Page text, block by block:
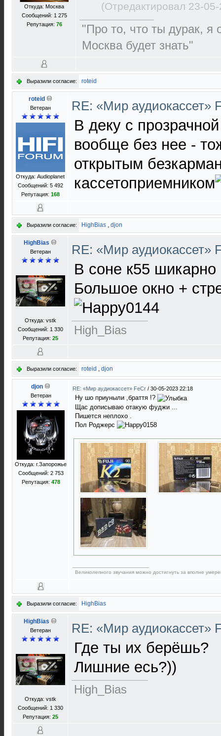
Откуда: Москва
Сообщений: 1 275
Репутация: 76
(Отредактировал 23-
"Про то, что ты дурак, я
Москва будет знать"
Выразили согласие: roteid
roteid
Ветеран
Откуда: Audioplanet
Сообщений: 5 492
Репутация: 168
RE: «Мир аудиокассет»
В деку с
вообще без нее -
открытым
кассетоприемником
Выразили согласие: HighBias , djon
HighBias
Ветеран
Откуда: vstk
Сообщений: 1 330
Репутация: 25
RE: «Мир аудиокассет»
В соне к55 шикарно
Большое окно +
High_Bias
Выразили согласие: roteid , djon
djon
Ветеран
Откуда: г.Запорожье
Сообщений: 2 753
Репутация: 478
RE: «Мир аудиокассет» FeCr / 30-05-2023 22:18
Ну шо приуныли ,браття !?
Щас дописываю отакую фуджи ...
Пишется неплохо .
Пол Роджерс
Великолепного звучания можно достигнуть за вполне
Выразили согласие: HighBias
HighBias
Ветеран
Откуда: vstk
Сообщений: 1 330
Репутация: 25
RE: «Мир аудиокассет»
Где ты их берёшь?
Лишние есь?))
High_Bias